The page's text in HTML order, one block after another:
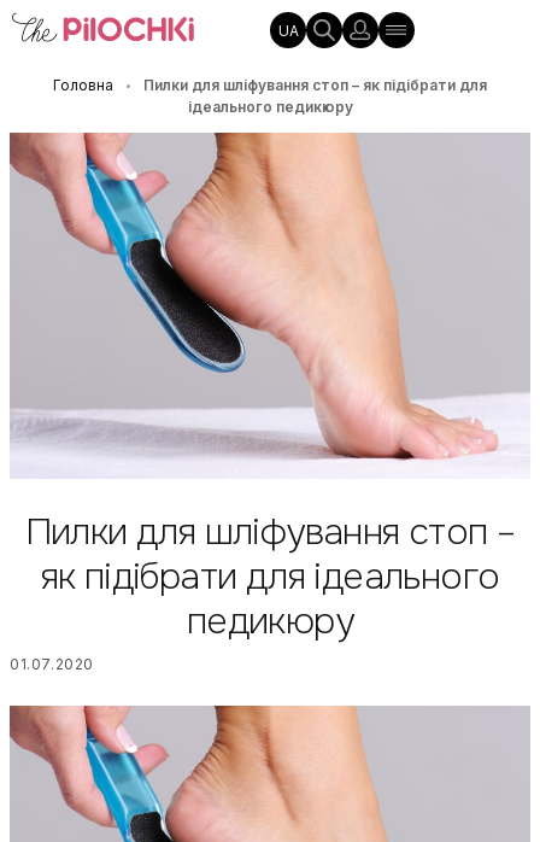
UA
Головна •
Пилки для шліфування стоп – як підібрати для
ідеального педикюру
Пилки для шліфування стоп –
як підібрати для ідеального
педикюру
01.07.2020